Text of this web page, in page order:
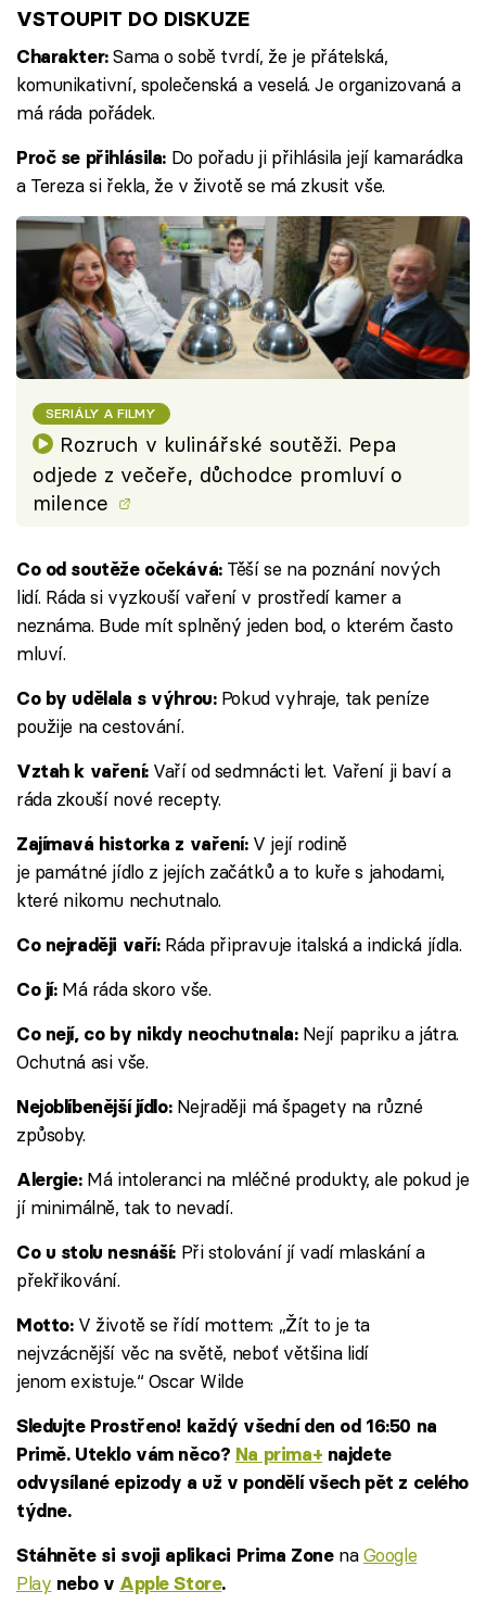
VSTOUPIT DO DISKUZE
Charakter:Sama o sobě tvrdí, že je přátelská,
komunikativní, společenská a veselá. Je organizovaná a
má ráda pořádek.
Proč se přihlásila:Do pořadu ji přihlásila její kamarádka
a Tereza si řekla, že v životě se má zkusit vše.
SERIÁLY A FILMY
Rozruch v kulinářské soutěži. Pepa
odjede z večeře, důchodce promluví o
milence
Co od soutěže očekává:Těší se na poznání nových
lidí. Ráda si vyzkouší vaření v prostředí kamer a
neznáma. Bude mít splněný jeden bod, o kterém často
mluví.
Co by udělala s výhrou:Pokud vyhraje, tak peníze
použije na cestování.
Vztah k vaření:Vaří od sedmnácti let. Vaření ji baví a
ráda zkouší nové recepty.
Zajímavá historka z vaření:V její rodině
je památné jídlo z jejích začátků a to kuře s jahodami,
které nikomu nechutnalo.
Co nejraději vaří:Ráda připravuje italská a indická jídla.
Co jí:Má ráda skoro vše.
Co nejí, co by nikdy neochutnala:Nejí papriku a játra.
Ochutná asi vše.
Nejoblíbenější jídlo:Nejraději má špagety na různé
způsoby.
Alergie:Má intoleranci na mléčné produkty, ale pokud je
jí minimálně, tak to nevadí.
Co u stolu nesnáší:Při stolování jí vadí mlaskání a
překřikování.
Motto:V životě se řídí mottem: „Žít to je ta
nejvzácnější věc na světě, neboť většina lidí
jenom existuje.“ Oscar Wilde
Sledujte Prostřeno! každý všední den od 16:50 na
Primě. Uteklo vám něco? Na prima+ najdete
odvysílané epizody a už v pondělí všech pět z celého
týdne.
Stáhněte si svoji aplikaci Prima Zone naGoogle
Play nebo v Apple Store.